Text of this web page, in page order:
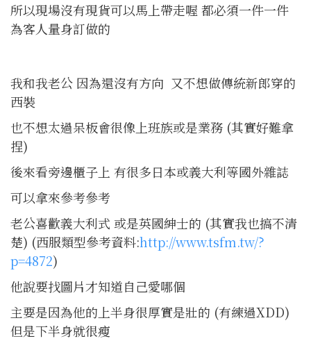
所以現場沒有現貨可以馬上帶走喔 都必須一件一件
為客人量身訂做的
我和我老公 因為還沒有方向 又不想做傳統新郎穿的
西裝
也不想太過呆板會很像上班族或是業務 (其實好難拿
捏)
後來看旁邊櫃子上 有很多日本或義大利等國外雜誌
可以拿來參考參考
老公喜歡義大利式 或是英國紳士的 (其實我也搞不清
楚) (西服類型參考資料:http://www.tsfm.tw/?
p=4872)
他說要找圖片才知道自己愛哪個
主要是因為他的上半身很厚實是壯的 (有練過XDD)
但是下半身就很瘦